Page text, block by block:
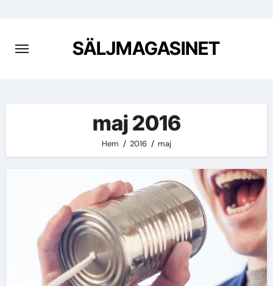
innehåll
SÄLJMAGASINET
maj 2016
Hem 2016 maj